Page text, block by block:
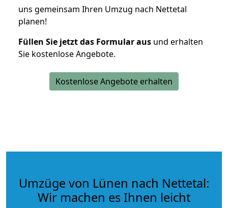
uns gemeinsam Ihren Umzug nach Nettetal
planen!
Füllen Sie jetzt das Formular aus und erhalten
Sie kostenlose Angebote.
Kostenlose Angebote erhalten
Umzüge von Lünen nach Nettetal:
Wir machen es Ihnen leicht